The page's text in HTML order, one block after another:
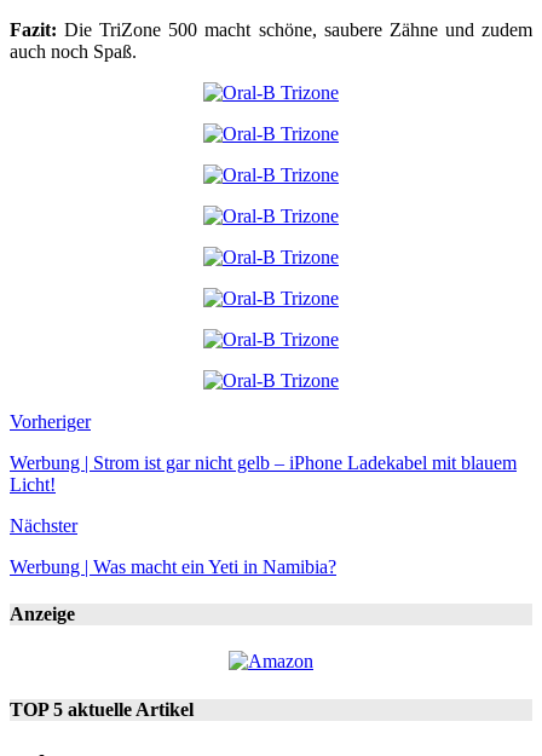
Fazit: Die TriZone 500 macht schöne, saubere Zähne und zudem
auch noch Spaß.
Vorheriger
Werbung | Strom ist gar nicht gelb – iPhone Ladekabel mit blauem
Licht!
Nächster
Werbung | Was macht ein Yeti in Namibia?
Anzeige
TOP 5 aktuelle Artikel